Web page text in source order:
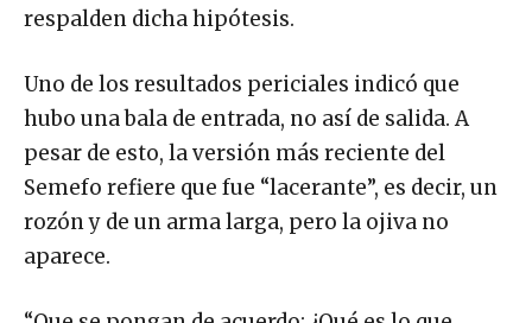
respalden dicha hipótesis.
Uno de los resultados periciales indicó que
hubo una bala de entrada, no así de salida. A
pesar de esto, la versión más reciente del
Semefo refiere que fue “lacerante”, es decir, un
rozón y de un arma larga, pero la ojiva no
aparece.